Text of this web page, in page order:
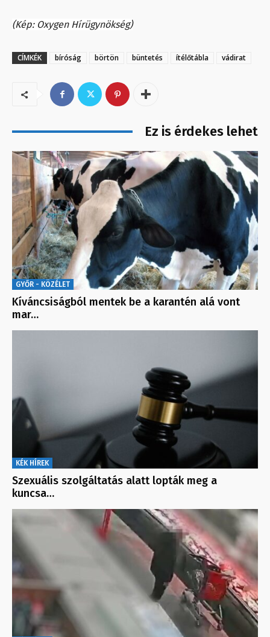
(Kép: Oxygen Hírügynökség)
CÍMKÉK bíróság börtön büntetés ítélőtábla vádirat
Ez is érdekes lehet
GYŐR - KÖZÉLET
Kíváncsiságból mentek be a karantén alá vont
mar…
KÉK HÍREK
Szexuális szolgáltatás alatt lopták meg a
kuncsa…